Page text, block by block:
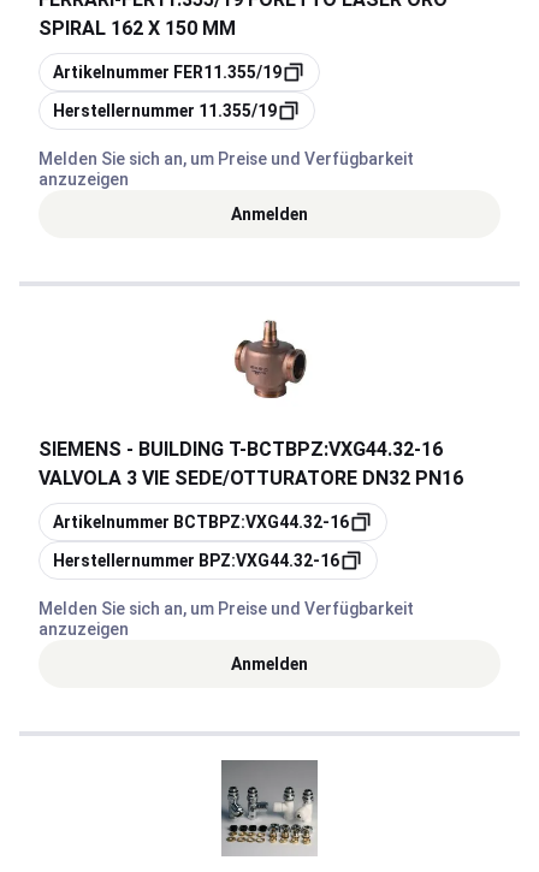
SPIRAL 162 X 150 MM
Kopieren
Artikelnummer FER11.355/19
Kopieren
Herstellernummer 11.355/19
Melden Sie sich an, um Preise und Verfügbarkeit
anzuzeigen
Anmelden
SIEMENS - BUILDING T-BCTBPZ:VXG44.32-16
VALVOLA 3 VIE SEDE/OTTURATORE DN32 PN16
Kopieren
Artikelnummer BCTBPZ:VXG44.32-16
Kopieren
Herstellernummer BPZ:VXG44.32-16
Melden Sie sich an, um Preise und Verfügbarkeit
anzuzeigen
Anmelden